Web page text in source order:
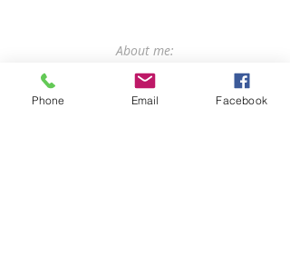
About me:
I am Marita Hegertun Hamran, owner and
creative director of bag brand
Fjør Studios.
Phone Email Facebook